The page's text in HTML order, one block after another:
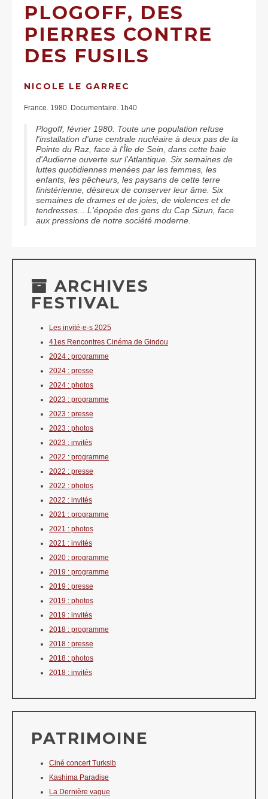
PLOGOFF, DES
PIERRES CONTRE
DES FUSILS
NICOLE LE GARREC
France. 1980. Documentaire. 1h40
Plogoff, février 1980. Toute une population refuse
l'installation d'une centrale nucléaire à deux pas de la
Pointe du Raz, face à l'Île de Sein, dans cette baie
d'Audierne ouverte sur l'Atlantique. Six semaines de
luttes quotidiennes menées par les femmes, les
enfants, les pêcheurs, les paysans de cette terre
finistérienne, désireux de conserver leur âme. Six
semaines de drames et de joies, de violences et de
tendresses... L'épopée des gens du Cap Sizun, face
aux pressions de notre société moderne.
ARCHIVES
FESTIVAL
Les invité·e·s 2025
41es Rencontres Cinéma de Gindou
2024 : programme
2024 : presse
2024 : photos
2023 : programme
2023 : presse
2023 : photos
2023 : invités
2022 : programme
2022 : presse
2022 : photos
2022 : invités
2021 : programme
2021 : photos
2021 : invités
2020 : programme
2019 : programme
2019 : presse
2019 : photos
2019 : invités
2018 : programme
2018 : presse
2018 : photos
2018 : invités
PATRIMOINE
Ciné concert Turksib
Kashima Paradise
La Dernière vague